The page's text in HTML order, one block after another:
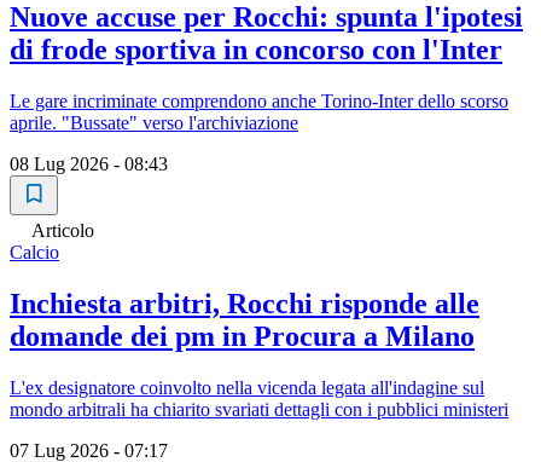
Nuove accuse per Rocchi: spunta l'ipotesi
di frode sportiva in concorso con l'Inter
Le gare incriminate comprendono anche Torino-Inter dello scorso
aprile. "Bussate" verso l'archiviazione
08 Lug 2026 - 08:43
Articolo
Calcio
Inchiesta arbitri, Rocchi risponde alle
domande dei pm in Procura a Milano
L'ex designatore coinvolto nella vicenda legata all'indagine sul
mondo arbitrali ha chiarito svariati dettagli con i pubblici ministeri
07 Lug 2026 - 07:17